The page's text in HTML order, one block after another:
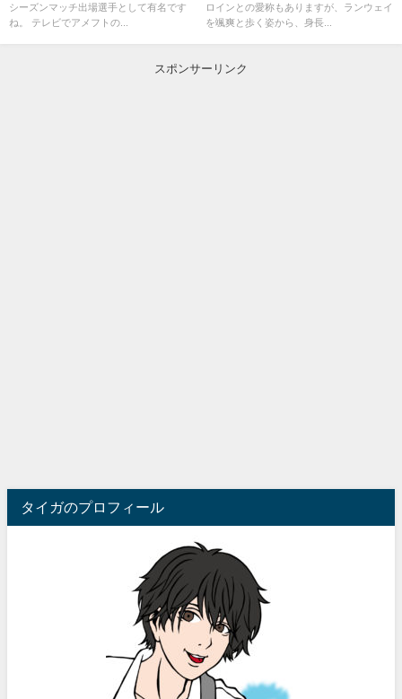
シーズンマッチ出場選手として有名です
ね。 テレビでアメフトの...
ロインとの愛称もありますが、ランウェイ
を颯爽と歩く姿から、身長...
スポンサーリンク
タイガのプロフィール